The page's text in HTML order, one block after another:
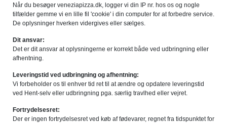
Når du besøger veneziapizza.dk, logger vi din IP nr. hos os og nogle
tilfælder gemme vi en lille fil 'cookie' i din computer for at forbedre service.
De oplysninger hverken vidergives eller sælges.
Dit ansvar:
Det er dit ansvar at oplysningerne er korrekt både ved udbringning eller
afhentning.
Leveringstid ved udbringning og afhentning:
Vi forbeholder os til enhver tid ret til at ændre og opdatere leveringstid
ved Hent-selv eller udbringning pga. særlig travlhed eller vejret.
Fortrydelsesret:
Der er ingen fortrydelsesret ved køb af fødevarer, regnet fra tidspunktet for